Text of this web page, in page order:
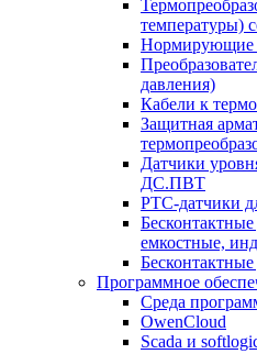
температуры)
Нормирующие
давления)
Кабели к
Защитная
Датчики
ДС.ПВТ
PTC-датчики
емкостные,
Программное
Среда
OwenCloud
Scada и